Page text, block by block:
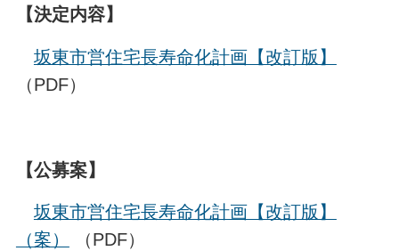
【決定内容】
坂東市営住宅長寿命化計画【改訂版】
（PDF）
【公募案】
坂東市営住宅長寿命化計画【改訂版】
（案）
（PDF）